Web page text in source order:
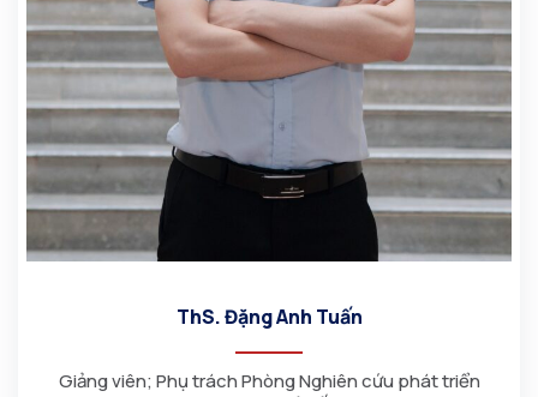
ThS. Đặng Anh Tuấn
Giảng viên; Phụ trách Phòng Nghiên cứu phát triển